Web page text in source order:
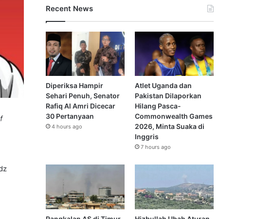
Recent News
Diperiksa Hampir
Sehari Penuh, Senator
Rafiq Al Amri Dicecar
30 Pertanyaan
4 hours ago
Atlet Uganda dan
Pakistan Dilaporkan
Hilang Pasca-
Commonwealth Games
2026, Minta Suaka di
Inggris
7 hours ago